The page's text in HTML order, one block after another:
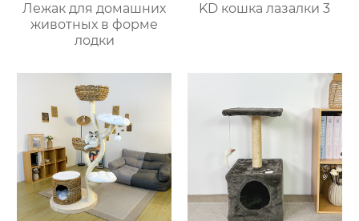
Лежак для домашних
животных в форме
лодки
KD кошка лазалки 3